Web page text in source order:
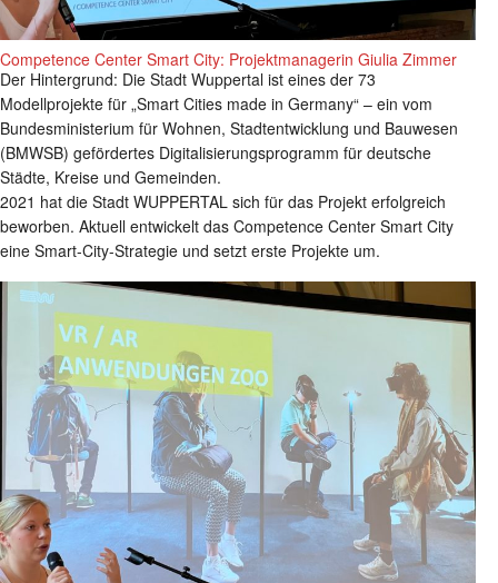
Competence Center Smart City: Projektmanagerin Giulia Zimmer
Der Hintergrund: Die Stadt Wuppertal ist eines der 73
Modellprojekte für „Smart Cities made in Germany“ – ein vom
Bundesministerium für Wohnen, Stadtentwicklung und Bauwesen
(BMWSB) gefördertes Digitalisierungsprogramm für deutsche
Städte, Kreise und Gemeinden.
2021 hat die Stadt WUPPERTAL sich für das Projekt erfolgreich
beworben. Aktuell entwickelt das Competence Center Smart City
eine Smart-City-Strategie und setzt erste Projekte um.